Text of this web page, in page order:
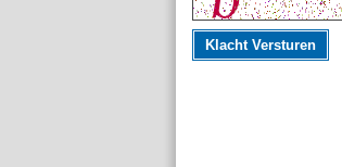
Klacht Versturen